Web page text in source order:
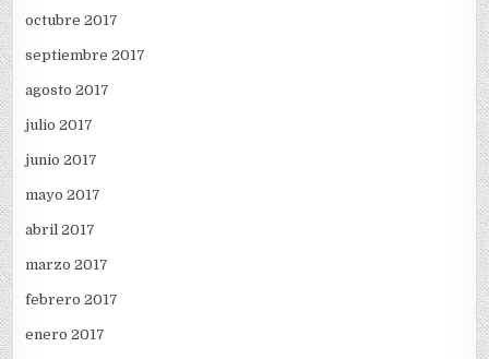
octubre 2017
septiembre 2017
agosto 2017
julio 2017
junio 2017
mayo 2017
abril 2017
marzo 2017
febrero 2017
enero 2017